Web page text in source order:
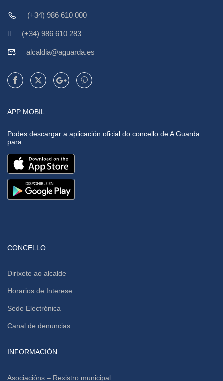
(+34) 986 610 000
(+34) 986 610 283
alcaldia@aguarda.es
APP MOBIL
Podes descargar a aplicación oficial do concello de A Guarda
para:
CONCELLO
Diríxete ao alcalde
Horarios de Interese
Sede Electrónica
Canal de denuncias
INFORMACIÓN
Asociacións – Rexistro municipal